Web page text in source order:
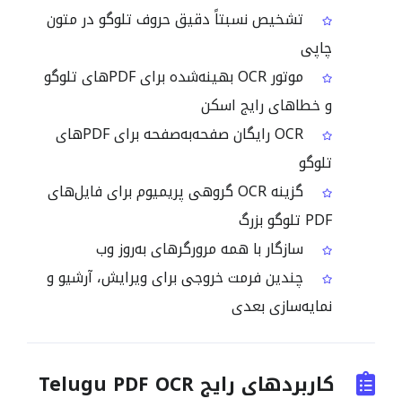
تشخیص نسبتاً دقیق حروف تلوگو در متون
چاپی
موتور OCR بهینه‌شده برای PDFهای تلوگو
و خطاهای رایج اسکن
OCR رایگان صفحه‌به‌صفحه برای PDFهای
تلوگو
گزینه OCR گروهی پریمیوم برای فایل‌های
PDF تلوگو بزرگ
سازگار با همه مرورگرهای به‌روز وب
چندین فرمت خروجی برای ویرایش، آرشیو و
نمایه‌سازی بعدی
کاربردهای رایج Telugu PDF OCR